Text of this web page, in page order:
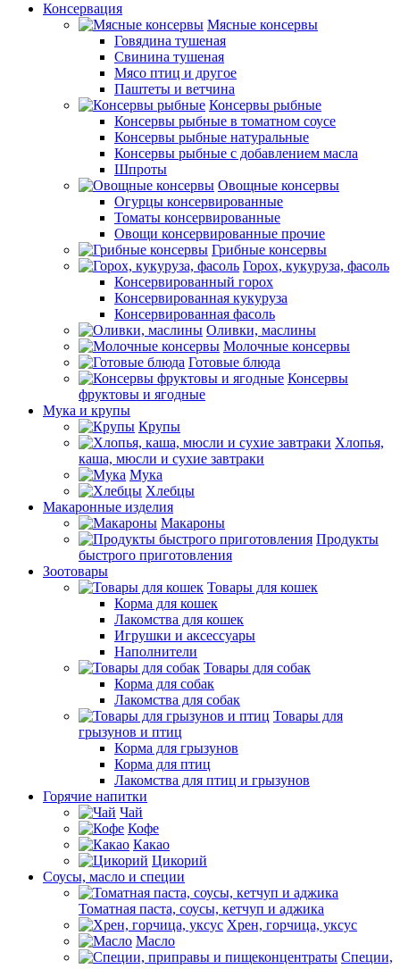
Консервация
Мясные консервы
Говядина тушеная
Свинина тушеная
Мясо птиц и другое
Паштеты и ветчина
Консервы рыбные
Консервы рыбные в томатном соусе
Консервы рыбные натуральные
Консервы рыбные с добавлением масла
Шпроты
Овощные консервы
Огурцы консервированные
Томаты консервированные
Овощи консервированные прочие
Грибные консервы
Горох, кукуруза, фасоль
Консервированный горох
Консервированная кукуруза
Консервированная фасоль
Оливки, маслины
Молочные консервы
Готовые блюда
Консервы
фруктовы и ягодные
Мука и крупы
Крупы
Хлопья,
каша, мюсли и сухие завтраки
Мука
Хлебцы
Макаронные изделия
Макароны
Продукты
быстрого приготовления
Зоотовары
Товары для кошек
Корма для кошек
Лакомства для кошек
Игрушки и аксессуары
Наполнители
Товары для собак
Корма для собак
Лакомства для собак
Товары для
грызунов и птиц
Корма для грызунов
Корма для птиц
Лакомства для птиц и грызунов
Горячие напитки
Чай
Кофе
Какао
Цикорий
Соусы, масло и специи
Томатная паста, соусы, кетчуп и аджика
Хрен, горчица, уксус
Масло
Специи,